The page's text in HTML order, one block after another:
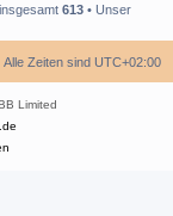
613 • Unser
Alle Zeiten sind UTC+02:00
Limited